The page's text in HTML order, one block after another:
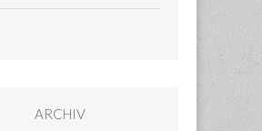
ARCHIV